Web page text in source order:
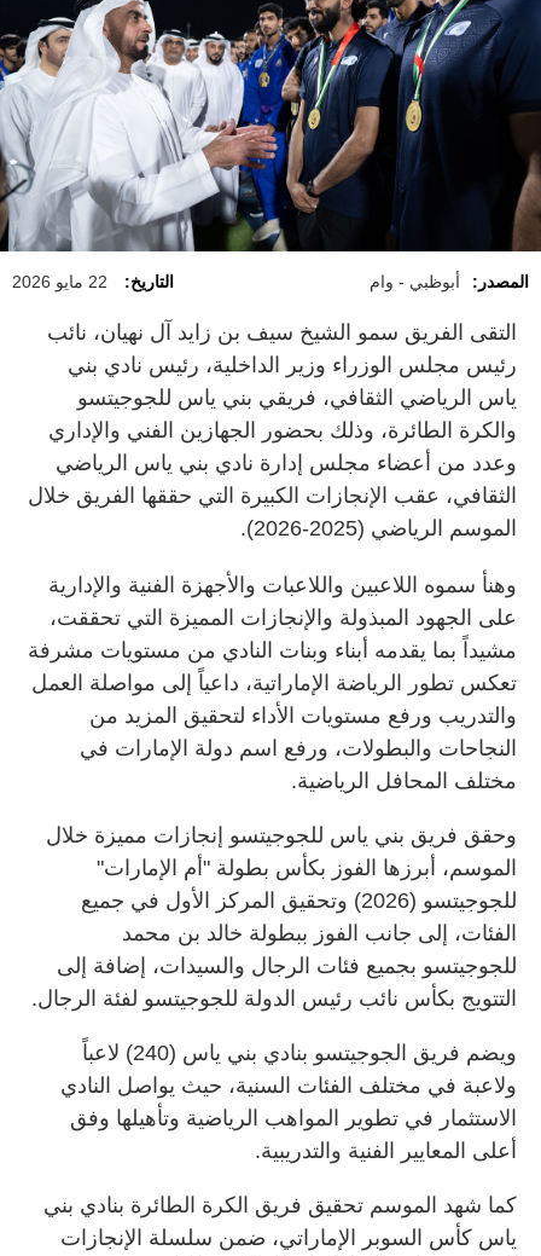
المصدر: أبوظبي - وام التاريخ: 22 مايو 2026
التقى الفريق سمو الشيخ سيف بن زايد آل نهيان، نائب
رئيس مجلس الوزراء وزير الداخلية، رئيس نادي بني
ياس الرياضي الثقافي، فريقي بني ياس للجوجيتسو
والكرة الطائرة، وذلك بحضور الجهازين الفني والإداري
وعدد من أعضاء مجلس إدارة نادي بني ياس الرياضي
الثقافي، عقب الإنجازات الكبيرة التي حققها الفريق خلال
الموسم الرياضي (2025-2026).
وهنأ سموه اللاعبين واللاعبات والأجهزة الفنية والإدارية
على الجهود المبذولة والإنجازات المميزة التي تحققت،
مشيداً بما يقدمه أبناء وبنات النادي من مستويات مشرفة
تعكس تطور الرياضة الإماراتية، داعياً إلى مواصلة العمل
والتدريب ورفع مستويات الأداء لتحقيق المزيد من
النجاحات والبطولات، ورفع اسم دولة الإمارات في
مختلف المحافل الرياضية.
وحقق فريق بني ياس للجوجيتسو إنجازات مميزة خلال
الموسم، أبرزها الفوز بكأس بطولة "أم الإمارات"
للجوجيتسو (2026) وتحقيق المركز الأول في جميع
الفئات، إلى جانب الفوز ببطولة خالد بن محمد
للجوجيتسو بجميع فئات الرجال والسيدات، إضافة إلى
التتويج بكأس نائب رئيس الدولة للجوجيتسو لفئة الرجال.
ويضم فريق الجوجيتسو بنادي بني ياس (240) لاعباً
ولاعبة في مختلف الفئات السنية، حيث يواصل النادي
الاستثمار في تطوير المواهب الرياضية وتأهيلها وفق
أعلى المعايير الفنية والتدريبية.
كما شهد الموسم تحقيق فريق الكرة الطائرة بنادي بني
ياس كأس السوبر الإماراتي، ضمن سلسلة الإنجازات